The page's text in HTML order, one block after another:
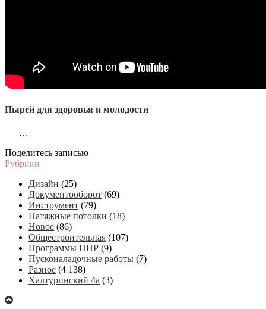
Пырей для здоровья и молодости
…
Поделитесь записью
Рубрики
Дизайн (25)
Документооборот (69)
Инструмент (79)
Натяжные потолки (18)
Новое (86)
Общестроительная (107)
Программы ПНР (9)
Пусконаладочные работы (7)
Разное (4 138)
Халтуринский 4а (3)